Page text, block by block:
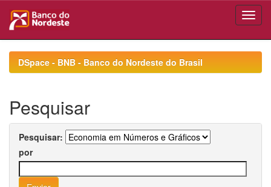
navigationDSpace - BNB - Banco do Nordeste do Brasil
Pesquisar
Pesquisar:
por